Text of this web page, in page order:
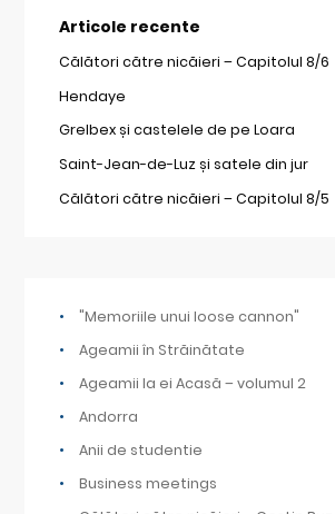
Articole recente
Călători către nicăieri – Capitolul 8/6
Hendaye
Grelbex și castelele de pe Loara
Saint-Jean-de-Luz și satele din jur
Călători către nicăieri – Capitolul 8/5
"Memoriile unui loose cannon"
Ageamii în Străinătate
Ageamii la ei Acasă – volumul 2
Andorra
Anii de studentie
Business meetings